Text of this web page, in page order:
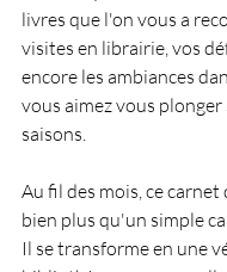
livres que l'on vous a
visites en librairie, vos
encore les ambiances
vous aimez vous plonger
saisons.
Au fil des mois, ce
bien plus qu'un simple
Il se transforme en une